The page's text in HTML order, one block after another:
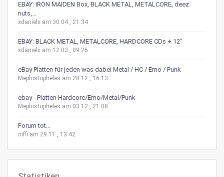
EBAY: IRON MAIDEN Box, BLACK METAL, METALCORE, deez
nuts,...
xdanielx am 30.04., 21:34
EBAY: BLACK METAL, METALCORE, HARDCORE CDs + 12"
xdanielx am 12.03., 09:25
eBay Platten für jeden was dabei Metal / HC / Emo / Punk
Mephistopheles am 28.12., 16:13
ebay - Platten Hardcore/Emo/Metal/Punk
Mephistopheles am 03.12., 21:08
Forum tot...
niffi am 29.11., 13:42